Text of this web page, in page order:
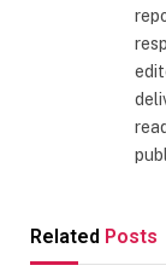
Related Posts